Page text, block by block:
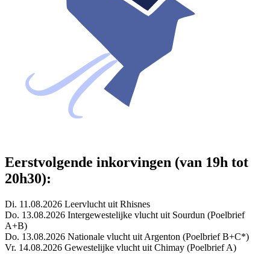
Eerstvolgende inkorvingen (van 19h tot
20h30):
Di. 11.08.2026 Leervlucht uit Rhisnes
Do. 13.08.2026 Intergewestelijke vlucht uit Sourdun (Poelbrief
A+B)
Do. 13.08.2026 Nationale vlucht uit Argenton (Poelbrief B+C*)
Vr. 14.08.2026 Gewestelijke vlucht uit Chimay (Poelbrief A)